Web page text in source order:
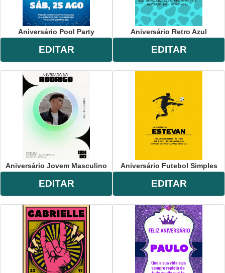
Aniversário Pool Party
EDITAR
Aniversário Retro Azul
EDITAR
Aniversário Jovem Masculino
EDITAR
Aniversário Futebol Simples
EDITAR